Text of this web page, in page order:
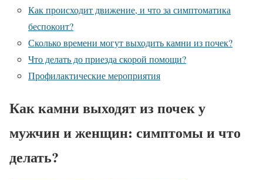
Как происходит движение, и что за симптоматика
беспокоит?
Сколько времени могут выходить камни из почек?
Что делать до приезда скорой помощи?
Профилактические мероприятия
Как камни выходят из почек у
мужчин и женщин: симптомы и что
делать?